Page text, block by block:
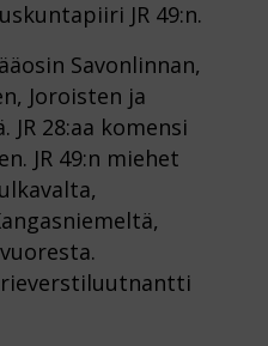
JR 49:n.
Savonlinnan,
Joroisten ja
JR 28:aa komensi
JR 49:n miehet